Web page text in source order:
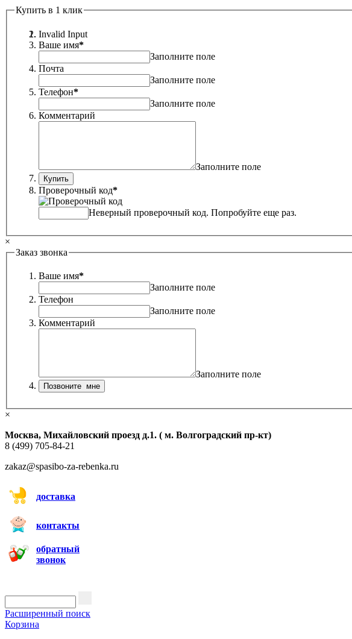
Купить в 1 клик
Invalid Input
Ваше имя*
Заполните поле
Почта
Заполните поле
Телефон*
Заполните поле
Комментарий
Заполните поле
Проверочный код*
Неверный проверочный код. Попробуйте еще раз.
×
Заказ звонка
Ваше имя*
Заполните поле
Телефон
Заполните поле
Комментарий
Заполните поле
×
Москва, Михайловский проезд д.1. ( м. Волгоградский пр-кт)
8 (499) 705-84-21
zakaz@spasibo-za-rebenka.ru
доставка
контакты
обратный
звонок
Расширенный поиск
Корзина